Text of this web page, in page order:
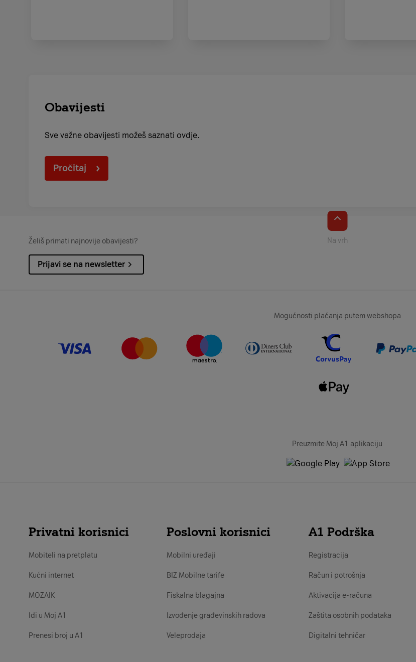
Obavijesti
Sve važne obavijesti možeš saznati ovdje.
Pročitaj
Na vrh
Želiš primati najnovije obavijesti?
Prijavi se na newsletter
Mogućnosti plaćanja putem webshopa
Preuzmite Moj A1 aplikaciju
Privatni korisnici
Mobiteli na pretplatu
Kućni internet
MOZAIK
Idi u Moj A1
Prenesi broj u A1
Poslovni korisnici
Mobilni uređaji
BIZ Mobilne tarife
Fiskalna blagajna
Izvođenje građevinskih radova
Veleprodaja
A1 Podrška
Registracija
Račun i potrošnja
Aktivacija e-računa
Zaštita osobnih podataka
Digitalni tehničar